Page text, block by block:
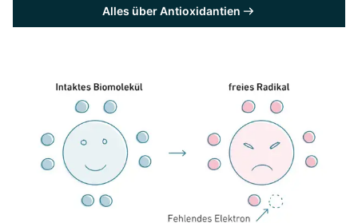
Alles über Antioxidantien